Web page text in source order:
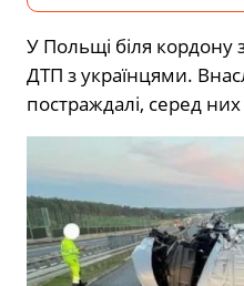
У Польщі біля кордону
ДТП з українцями.
постраждалі, серед них